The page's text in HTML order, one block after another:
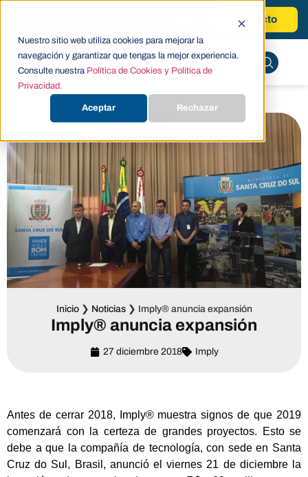
Nuestro sitio web utiliza cookies para mejorar la
navegación y garantizar que tengas la mejor experiencia.
Consulte nuestra Política de Cookies y Política de
Privacidad.
Aceptar Rechazar
Contacto
Inicio❯ Noticias❯ Imply® anuncia expansión
Imply® anuncia expansión
27 diciembre 2018 Imply
Antes de cerrar 2018, Imply® muestra signos de que 2019
comenzará con la certeza de grandes proyectos. Esto se
debe a que la compañía de tecnología, con sede en Santa
Cruz do Sul, Brasil, anunció el viernes 21 de diciembre la